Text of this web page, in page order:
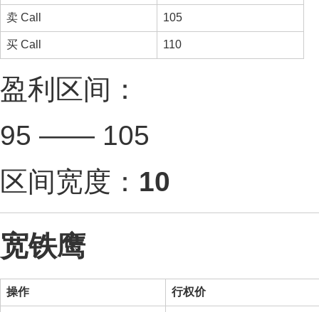
卖 Call 105
买 Call 110
盈利区间：
95 —— 105
区间宽度： 10
宽铁鹰
操作 行权价